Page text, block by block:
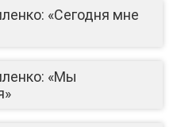
«Сегодня мне
«Мы